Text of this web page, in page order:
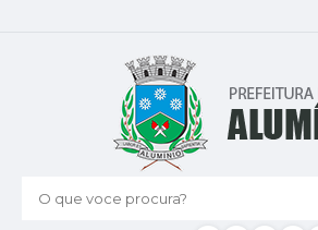
O que voce procura?